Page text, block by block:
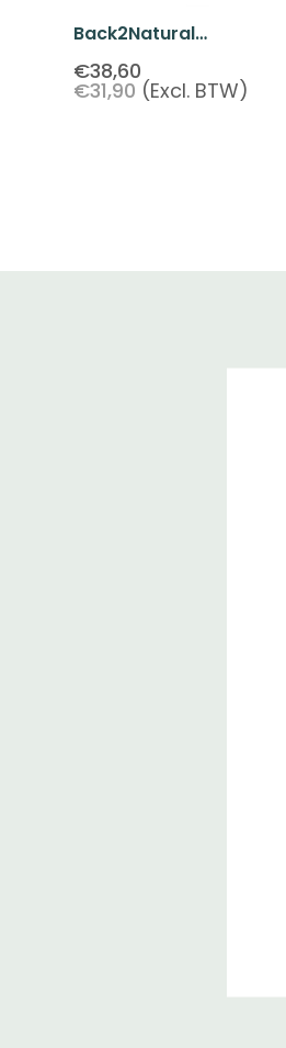
Back2Natural
HydroBalance Shampoo
236 Ml
€38,60
€31,90 (Excl. BTW)